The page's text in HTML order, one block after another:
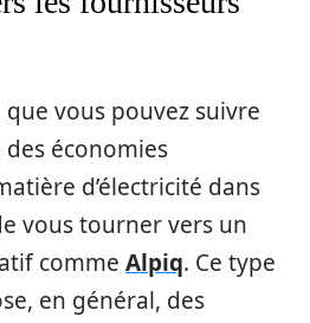
vous pouvez suivre
économies
d’électricité dans
vous tourner vers un
comme Alpiq. Ce type
en général, des